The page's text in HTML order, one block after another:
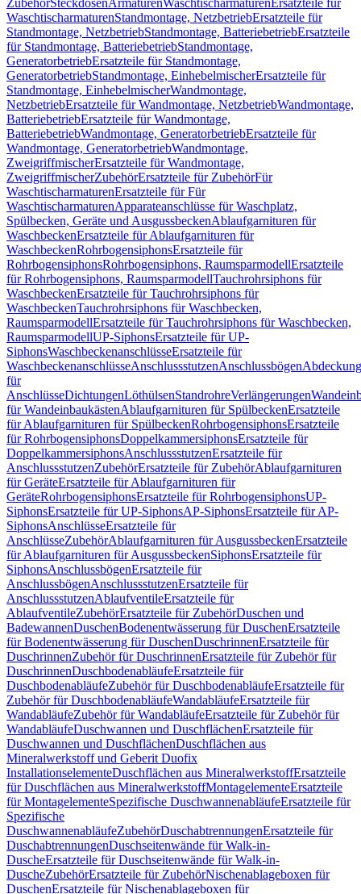
ZubehörSteckdosenArmaturenWaschtischarmaturen Ersatzteile für
WaschtischarmaturenStandmontage, NetzbetriebErsatzteile für
Standmontage, NetzbetriebStandmontage, BatteriebetriebErsatzteile
für Standmontage, BatteriebetriebStandmontage,
GeneratorbetriebErsatzteile für Standmontage,
GeneratorbetriebStandmontage, EinhebelmischerErsatzteile für
Standmontage, EinhebelmischerWandmontage,
NetzbetriebErsatzteile für Wandmontage, NetzbetriebWandmontage,
BatteriebetriebErsatzteile für Wandmontage,
BatteriebetriebWandmontage, GeneratorbetriebErsatzteile für
Wandmontage, GeneratorbetriebWandmontage,
ZweigriffmischerErsatzteile für Wandmontage,
ZweigriffmischerZubehörErsatzteile für ZubehörFür
WaschtischarmaturenErsatzteile für Für
WaschtischarmaturenApparateanschlüsse für Waschplatz,
Spülbecken, Geräte und AusgussbeckenAblaufgarnituren für
WaschbeckenErsatzteile für Ablaufgarnituren für
WaschbeckenRohrbogensiphonsErsatzteile für
RohrbogensiphonsRohrbogensiphons, RaumsparmodellErsatzteile
für Rohrbogensiphons, RaumsparmodellTauchrohrsiphons für
WaschbeckenErsatzteile für Tauchrohrsiphons für
WaschbeckenTauchrohrsiphons für Waschbecken,
RaumsparmodellErsatzteile für Tauchrohrsiphons für Waschbecken,
RaumsparmodellUP-SiphonsErsatzteile für UP-
SiphonsWaschbeckenanschlüsseErsatzteile für
WaschbeckenanschlüsseAnschlussstutzenAnschlussbögen
für
AnschlüsseDichtungenLöthülsenStandrohreVerlängerungen
für WandeinbaukästenAblaufgarnituren für SpülbeckenErsatzteile
für Ablaufgarnituren für SpülbeckenRohrbogensiphonsErsatzteile
für RohrbogensiphonsDoppelkammersiphonsErsatzteile für
DoppelkammersiphonsAnschlussstutzenErsatzteile für
AnschlussstutzenZubehörErsatzteile für ZubehörAblaufgarnituren
für GeräteErsatzteile für Ablaufgarnituren für
GeräteRohrbogensiphonsErsatzteile für RohrbogensiphonsUP-
SiphonsErsatzteile für UP-SiphonsAP-SiphonsErsatzteile für AP-
SiphonsAnschlüsseErsatzteile für
AnschlüsseZubehörAblaufgarnituren für AusgussbeckenErsatzteile
für Ablaufgarnituren für AusgussbeckenSiphonsErsatzteile für
SiphonsAnschlussbögenErsatzteile für
AnschlussbögenAnschlussstutzenErsatzteile für
AnschlussstutzenAblaufventileErsatzteile für
AblaufventileZubehörErsatzteile für ZubehörDuschen und
BadewannenDuschenBodenentwässerung für DuschenErsatzteile
für Bodenentwässerung für DuschenDuschrinnenErsatzteile für
DuschrinnenZubehör für DuschrinnenErsatzteile für Zubehör für
DuschrinnenDuschbodenabläufeErsatzteile für
DuschbodenabläufeZubehör für DuschbodenabläufeErsatzteile für
Zubehör für DuschbodenabläufeWandabläufeErsatzteile für
WandabläufeZubehör für WandabläufeErsatzteile für Zubehör für
WandabläufeDuschwannen und DuschflächenErsatzteile für
Duschwannen und DuschflächenDuschflächen aus
Mineralwerkstoff und Geberit Duofix
InstallationselementeDuschflächen aus MineralwerkstoffErsatzteile
für Duschflächen aus MineralwerkstoffMontagelementeErsatzteile
für MontagelementeSpezifische DuschwannenabläufeErsatzteile für
Spezifische
DuschwannenabläufeZubehörDuschabtrennungenErsatzteile für
DuschabtrennungenDuschseitenwände für Walk-in-
DuscheErsatzteile für Duschseitenwände für Walk-in-
DuscheZubehörErsatzteile für ZubehörNischenablageboxen für
DuschenErsatzteile für Nischenablageboxen für